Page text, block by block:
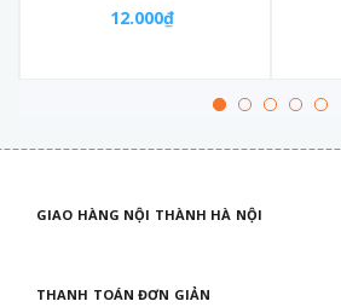
12.000₫
GIAO HÀNG NỘI THÀNH HÀ NỘI
THANH TOÁN ĐƠN GIẢN